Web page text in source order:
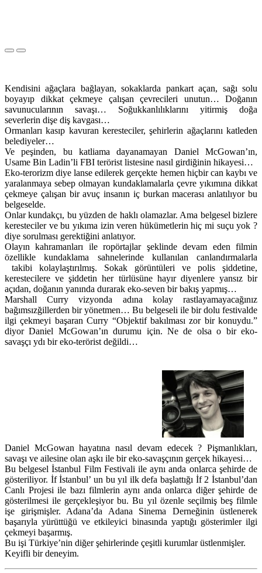
Kendisini ağaçlara bağlayan, sokaklarda pankart açan, sağı solu
boyayıp dikkat çekmeye çalışan çevrecileri unutun… Doğanın
savunucularının savaşı… Soğukkanlılıklarını yitirmiş doğa
severlerin dişe diş kavgası…
Ormanları kasıp kavuran keresteciler, şehirlerin ağaçlarını katleden
belediyeler…
Ve peşinden, bu katliama dayanamayan Daniel McGowan’ın,
Usame Bin Ladin’li FBI terörist listesine nasıl girdiğinin hikayesi…
Eko-terorizm diye lanse edilerek gerçekte hemen hiçbir can kaybı ve
yaralanmaya sebep olmayan kundaklamalarla çevre yıkımına dikkat
çekmeye çalışan bir avuç insanın iç burkan macerası anlatılıyor bu
belgeselde.
Onlar kundakçı, bu yüzden de haklı olamazlar. Ama belgesel bizlere
keresteciler ve bu yıkıma izin veren hükümetlerin hiç mi suçu yok ?
diye sorulması gerektiğini anlatıyor.
Olayın kahramanları ile ropörtajlar şeklinde devam eden filmin
özellikle kundaklama sahnelerinde kullanılan canlandırmalarla
takibi kolaylaştırılmış. Sokak görüntüleri ve polis şiddetine,
kerestecilere ve şiddetin her türlüsüne hayır diyenlere yansız bir
açıdan, doğanın yanında durarak eko-seven bir bakış yapmış…
Marshall Curry vizyonda adına kolay rastlayamayacağınız
bağımsızğillerden bir yönetmen… Bu belgeseli ile bir dolu festivalde
ilgi çekmeyi başaran Curry “Objektif bakılması zor bir konuydu.”
diyor Daniel McGowan’ın durumu için. Ne de olsa o bir eko-
savaşçı ydı bir eko-terörist değildi…
Daniel McGowan hayatına nasıl devam edecek ? Pişmanlıkları,
savaşı ve ailesine olan aşkı ile bir eko-savaşçının gerçek hikayesi…
Bu belgesel İstanbul Film Festivali ile aynı anda onlarca şehirde de
gösteriliyor. İf İstanbul’ un bu yıl ilk defa başlattığı İf 2 İstanbul’dan
Canlı Projesi ile bazı filmlerin aynı anda onlarca diğer şehirde de
gösterilmesi ile gerçekleşiyor bu. Bu yıl özenle seçilmiş beş filmle
işe girişmişler. Adana’da Adana Sinema Derneğinin üstlenerek
başarıyla yürüttüğü ve etkileyici binasında yaptığı gösterimler ilgi
çekmeyi başarmış.
Bu işi Türkiye’nin diğer şehirlerinde çeşitli kurumlar üstlenmişler.
Keyifli bir deneyim.